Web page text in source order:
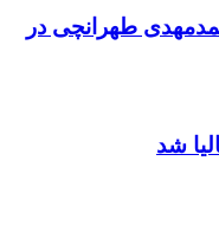
طهرانچی در
شد